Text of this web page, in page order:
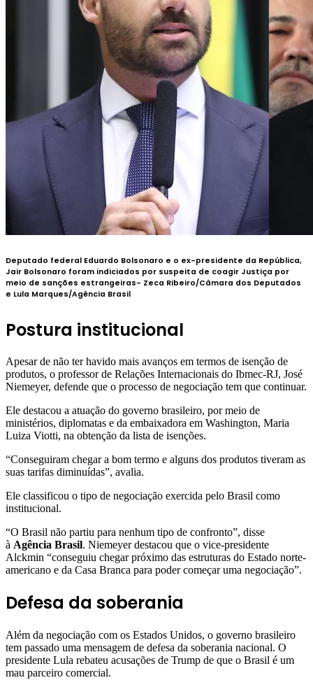
Deputado federal Eduardo Bolsonaro e o ex-presidente da República,
Jair Bolsonaro foram indiciados por suspeita de coagir Justiça por
meio de sanções estrangeiras- Zeca Ribeiro/Câmara dos Deputados
e Lula Marques/Agência Brasil
Postura institucional
Apesar de não ter havido mais avanços em termos de isenção de
produtos, o professor de Relações Internacionais do Ibmec-RJ, José
Niemeyer, defende que o processo de negociação tem que continuar.
Ele destacou a atuação do governo brasileiro, por meio de
ministérios, diplomatas e da embaixadora em Washington, Maria
Luiza Viotti, na obtenção da lista de isenções.
“Conseguiram chegar a bom termo e alguns dos produtos tiveram as
suas tarifas diminuídas”, avalia.
Ele classificou o tipo de negociação exercida pelo Brasil como
institucional.
“O Brasil não partiu para nenhum tipo de confronto”, disse
à Agência Brasil. Niemeyer destacou que o vice-presidente
Alckmin “conseguiu chegar próximo das estruturas do Estado norte-
americano e da Casa Branca para poder começar uma negociação”.
Defesa da soberania
Além da negociação com os Estados Unidos, o governo brasileiro
tem passado uma mensagem de defesa da soberania nacional. O
presidente Lula rebateu acusações de Trump de que o Brasil é um
mau parceiro comercial.